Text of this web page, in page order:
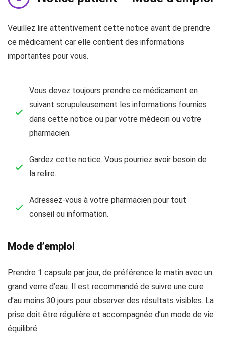
Veuillez lire attentivement cette notice avant de prendre
ce médicament car elle contient des informations
importantes pour vous.
Vous devez toujours prendre ce médicament en
suivant scrupuleusement les informations fournies
dans cette notice ou par votre médecin ou votre
pharmacien.
Gardez cette notice. Vous pourriez avoir besoin de
la relire.
Adressez-vous à votre pharmacien pour tout
conseil ou information.
Mode d’emploi
Prendre 1 capsule par jour, de préférence le matin avec un
grand verre d’eau. Il est recommandé de suivre une cure
d’au moins 30 jours pour observer des résultats visibles. La
prise doit être régulière et accompagnée d’un mode de vie
équilibré.